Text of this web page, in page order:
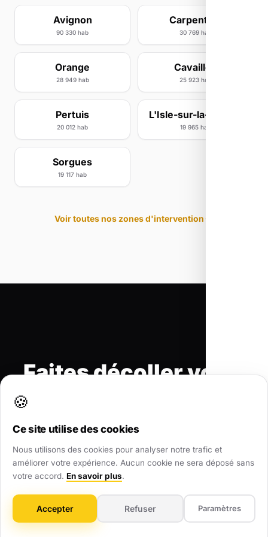
Avignon
90 330 hab
Carpentras
30 769 hab
Orange
28 949 hab
Cavaillon
25 923 hab
Pertuis
20 012 hab
L'Isle-sur-la-Sorgue
19 965 hab
Sorgues
19 117 hab
Voir toutes nos zones d'intervention
Faites décoller votre
Un expert analyse votre visibilité et vous
propose un plan d'action concret sous
24h.
Demander un Audit Gratuit
🍪
Ce site utilise des cookies
Nous utilisons des cookies pour analyser notre trafic et
améliorer votre expérience. Aucun cookie ne sera déposé sans
votre accord. En savoir plus.
Accepter Refuser Paramètres